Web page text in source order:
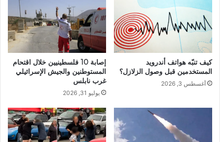
كيف تنبّه هواتف أندرويد
المستخدمين قبل وصول الزلازل؟
أغسطس 3, 2026
إصابة 10 فلسطينيين خلال اقتحام
المستوطنين والجيش الإسرائيلي
غرب نابلس
يوليو 31, 2026